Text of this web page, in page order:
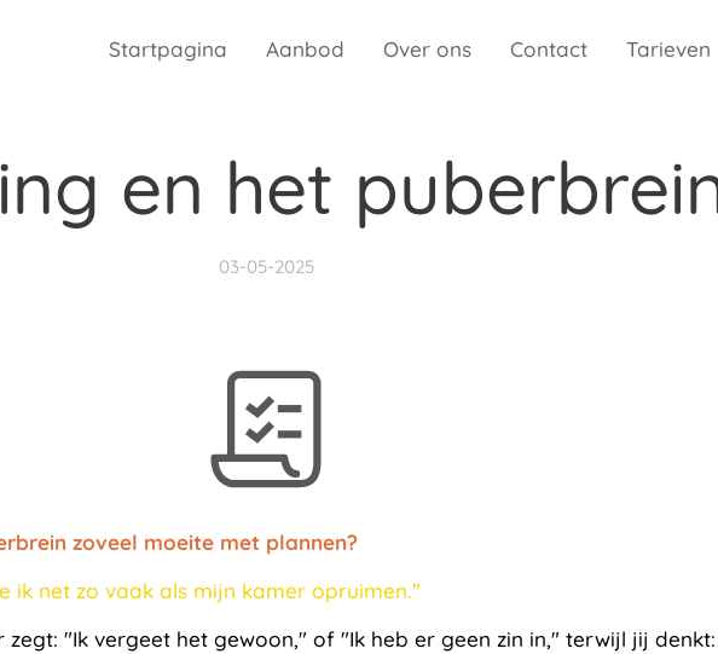
Startpagina Aanbod Over ons Contact Tarieven
en het
03-05-2025
zoveel moeite met plannen?
ik net zo vaak als mijn kamer opruimen."
zegt: "Ik vergeet het gewoon," of "Ik heb er geen zin in," terwijl jij denkt: